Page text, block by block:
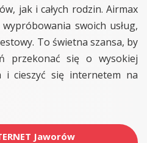
jak i całych rodzin. Airmax
swoich usług,
To świetna szansa, by
przekonać się o wysokiej
i cieszyć się internetem na
Jaworów